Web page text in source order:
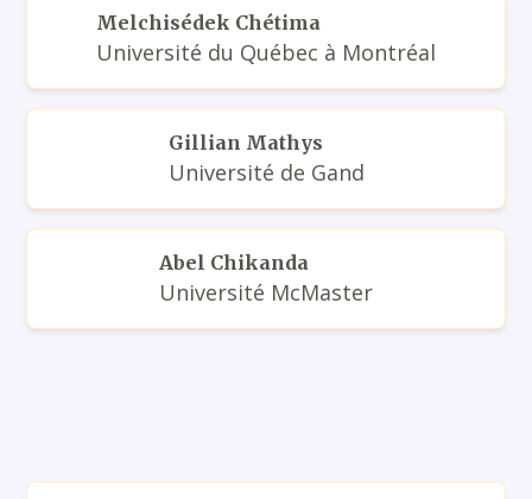
Melchisédek Chétima
Université du Québec à Montréal
Gillian Mathys
Université de Gand
Abel Chikanda
Université McMaster